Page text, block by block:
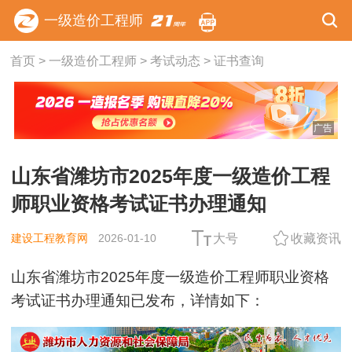
一级造价工程师
首页> 一级造价工程师> 考试动态 > 证书查询
广告
山东省潍坊市2025年度一级造价工程
师职业资格考试证书办理通知
建设工程教育网 2026-01-10 大号 收藏资讯
山东省潍坊市2025年度一级造价工程师职业资格
考试证书办理通知已发布，详情如下：